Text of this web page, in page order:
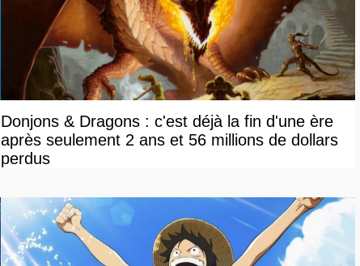
Donjons & Dragons : c'est déjà la fin d'une ère
après seulement 2 ans et 56 millions de dollars
perdus